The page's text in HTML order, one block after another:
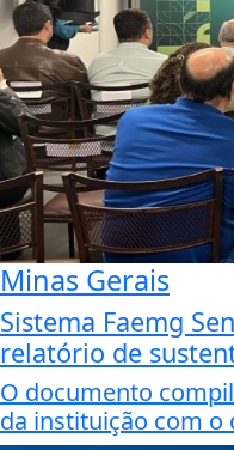
Minas Gerais
Sistema Faemg
relatório de
O documento
da instituição com o